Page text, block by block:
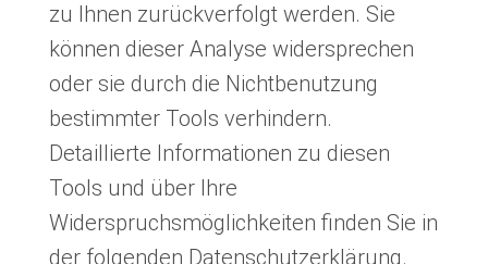
zu Ihnen zurückverfolgt werden. Sie
können dieser Analyse widersprechen
oder sie durch die Nichtbenutzung
bestimmter Tools verhindern.
Detaillierte Informationen zu diesen
Tools und über Ihre
Widerspruchsmöglichkeiten finden Sie in
der folgenden Datenschutzerklärung.